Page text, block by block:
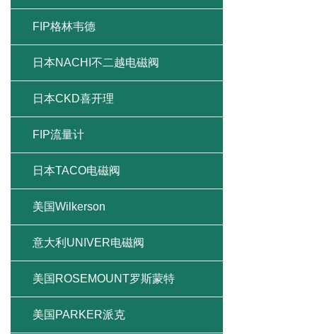
FIP格林韦德
日本NACHI不二越电磁阀
日本CKD喜开理
FIP流量计
日本TACO电磁阀
美国Wilkerson
意大利UNIVER电磁阀
美国ROSEMOUNT罗斯蒙特
美国PARKER派克